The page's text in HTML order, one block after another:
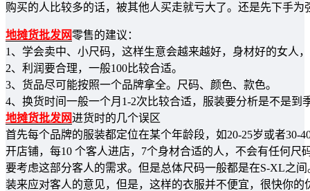
购买的人比较多的话，被其他人买走就亏大了。还是先下手为
地摊货批发网零售的建议：
1、学会卖中、小尺码，这样生意会越来越好，身材好的女人
2、利润要合理，一般100比较合适。
3、货品尽可能按照一个品牌拿全。尺码、颜色、款色。
4、换货时间一般一个月1-2次比较合适，服装要分析是不是
地摊货批发网进货时的几个误区
首先每个品牌的服装都定位在某个年龄段，如20-25岁或者
开店铺，每10 个客人进店，7个身材合适的人，不会有任何
要考虑这部分客人的需求。但是总体尺码一般都是在S-XL之
装来应对客人的意见，但是，这样的衣服并不便宜，很快你